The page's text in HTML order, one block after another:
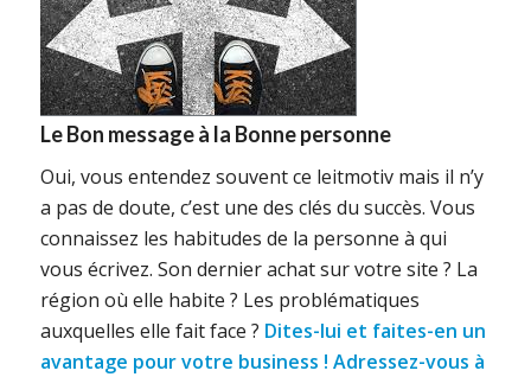
Le Bon message à la Bonne personne
Oui, vous entendez souvent ce leitmotiv mais il n’y
a pas de doute, c’est une des clés du succès. Vous
connaissez les habitudes de la personne à qui
vous écrivez. Son dernier achat sur votre site ? La
région où elle habite ? Les problématiques
auxquelles elle fait face ? Dites-lui et faites-en un
avantage pour votre business ! Adressez-vous à